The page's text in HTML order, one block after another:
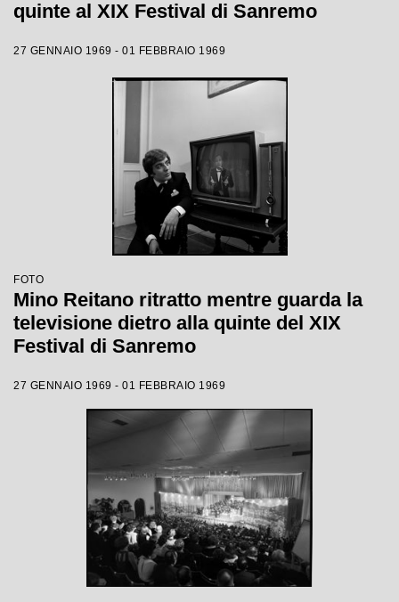
quinte al XIX Festival di Sanremo
27 GENNAIO 1969 - 01 FEBBRAIO 1969
FOTO
Mino Reitano ritratto mentre guarda la
televisione dietro alla quinte del XIX
Festival di Sanremo
27 GENNAIO 1969 - 01 FEBBRAIO 1969